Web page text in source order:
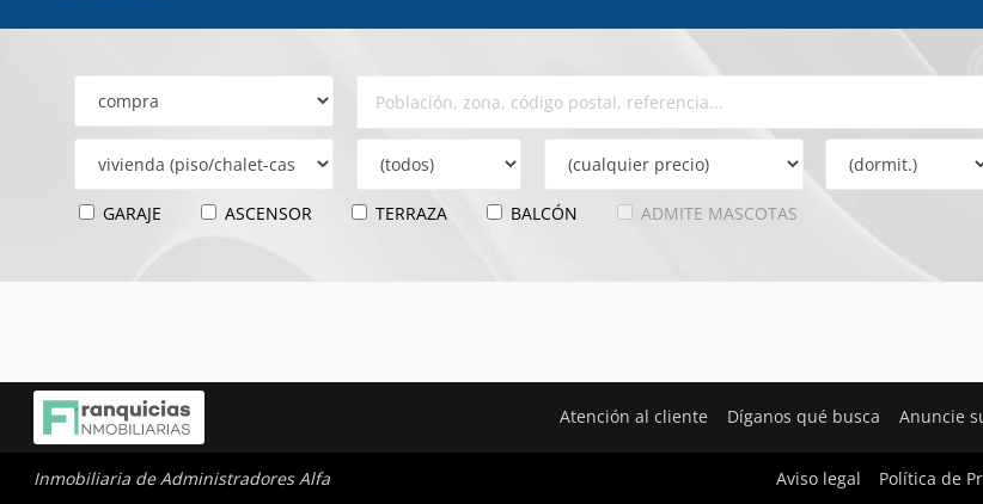
GARAJE ASCENSOR TERRAZA BALCÓN ADMITE MASCOTAS
Atención al cliente Díganos qué busca Anuncie
Inmobiliaria de Administradores Alfa Aviso legal Política de